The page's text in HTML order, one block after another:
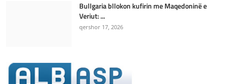
Bullgaria bllokon kufirin me Maqedoninë e
Veriut: ...
qershor 17, 2026